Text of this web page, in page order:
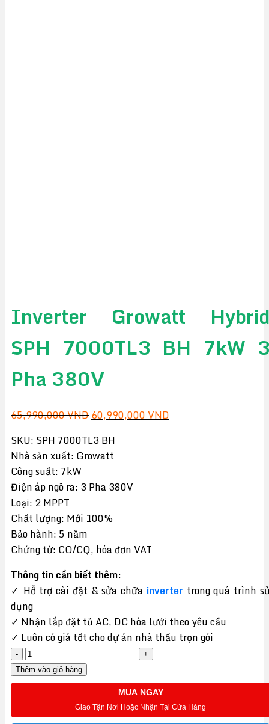
Inverter Growatt
SPH 7000TL3 BH 7kW
Pha 380V
65,990,000VNDGiá
là:
65,990,000 VND.
60,990,000VND
SKU: SPH 7000TL3 BH
Nhà sản xuất: Growatt
Công suất: 7kW
Điện áp ngõ ra: 3 Pha 380V
Loại: 2 MPPT
Chất lượng: Mới 100%
Bảo hành: 5 năm
Chứng từ: CO/CQ, hóa đơn VAT
Thông tin cần biết thêm:
✓ Hỗ trợ cài đặt & sửa chữa invertertrong quá trình
dụng
✓ Nhận lắp đặt tủ AC, DC hòa lưới theo yêu cầu
✓ Luôn có giá tốt cho dự án nhà thầu trọn gói
Inverter
Growatt
Hybrid
7000TL3
Thêm vào giỏ hàng
MUA NGAY
Giao Tận Nơi Hoặc Nhận Tại Cửa Hàng